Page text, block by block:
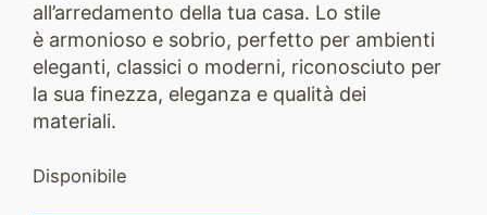
all’arredamento della tua casa. Lo stile
è armonioso e sobrio, perfetto per ambienti
eleganti, classici o moderni, riconosciuto per
la sua finezza, eleganza e qualità dei
materiali.
Disponibile